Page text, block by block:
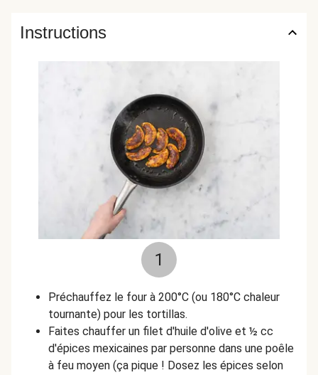
Instructions
1
Préchauffez le four à 200°C (ou 180°C chaleur
tournante) pour les tortillas.
Faites chauffer un filet d'huile d'olive et ½ cc
d'épices mexicaines par personne dans une poêle
à feu moyen (ça pique ! Dosez les épices selon